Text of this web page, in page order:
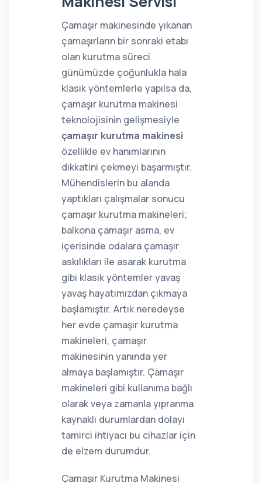
Çamaşır makinesinde yıkanan
çamaşırların bir sonraki etabı
olan kurutma süreci
günümüzde çoğunlukla hala
klasik yöntemlerle yapılsa da,
çamaşır kurutma makinesi
teknolojisinin gelişmesiyle
çamaşır kurutma makinesi
özellikle ev hanımlarının
dikkatini çekmeyi başarmıştır.
Mühendislerin bu alanda
yaptıkları çalışmalar sonucu
çamaşır kurutma makineleri;
balkona çamaşır asma, ev
içerisinde odalara çamaşır
askılıkları ile asarak kurutma
gibi klasik yöntemler yavaş
yavaş hayatımızdan çıkmaya
başlamıştır. Artık neredeyse
her evde çamaşır kurutma
makineleri, çamaşır
makinesinin yanında yer
almaya başlamıştır. Çamaşır
makineleri gibi kullanıma bağlı
olarak veya zamanla yıpranma
kaynaklı durumlardan dolayı
tamirci ihtiyacı bu cihazlar için
de elzem durumdur.
Çamaşır Kurutma Makinesi